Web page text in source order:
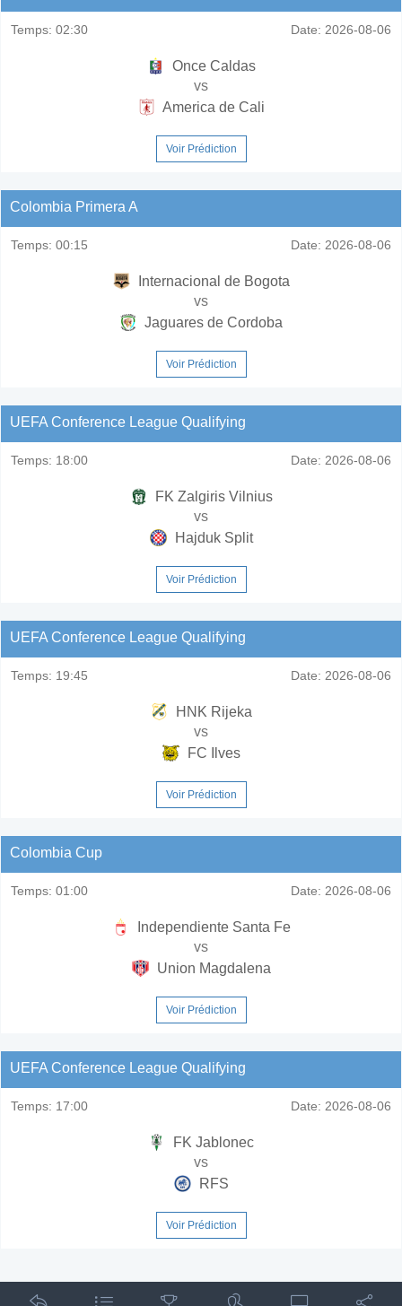
Temps: 02:30 Date: 2026-08-06
Once Caldas
vs
America de Cali
Voir Prédiction
Colombia Primera A
Temps: 00:15 Date: 2026-08-06
Internacional de Bogota
vs
Jaguares de Cordoba
Voir Prédiction
UEFA Conference League Qualifying
Temps: 18:00 Date: 2026-08-06
FK Zalgiris Vilnius
vs
Hajduk Split
Voir Prédiction
UEFA Conference League Qualifying
Temps: 19:45 Date: 2026-08-06
HNK Rijeka
vs
FC Ilves
Voir Prédiction
Colombia Cup
Temps: 01:00 Date: 2026-08-06
Independiente Santa Fe
vs
Union Magdalena
Voir Prédiction
UEFA Conference League Qualifying
Temps: 17:00 Date: 2026-08-06
FK Jablonec
vs
RFS
Voir Prédiction